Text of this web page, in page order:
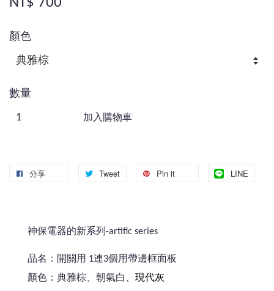
顏色
數量
加入購物車
分享 Tweet Pin it LINE
神保電器的新系列-artific series
品名：開關用 1連3個用帶邊框面板
顏色：典雅棕、朝氣白 、現代灰